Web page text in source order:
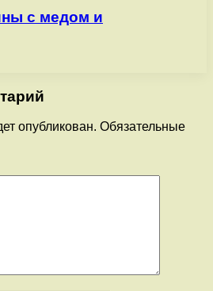
с медом и
опубликован. Обязательные